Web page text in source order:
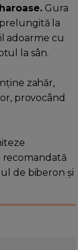
Gura
la
adoarme cu
la sân.
zahăr,
provocând
recomandată
de biberon și